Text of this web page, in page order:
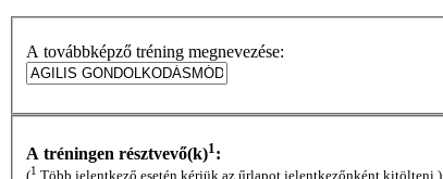
A továbbképző tréning megnevezése:
A tréningen résztvevő(k)1:
(1 Több jelentkező esetén kérjük az űrlapot jelentkezőnként kitölteni.)